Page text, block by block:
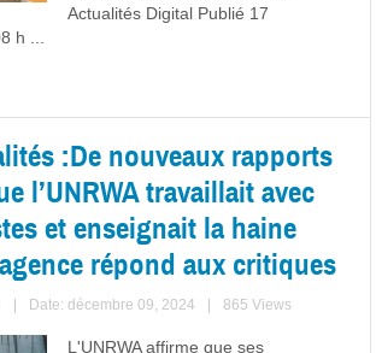
Actualités Digital Publié 17
h ...
:De nouveaux rapports
l’UNRWA travaillait avec
et enseignait la haine
répond aux critiques
Date: décembre 09, 2024 865 Views
L'UNRWA affirme que ses